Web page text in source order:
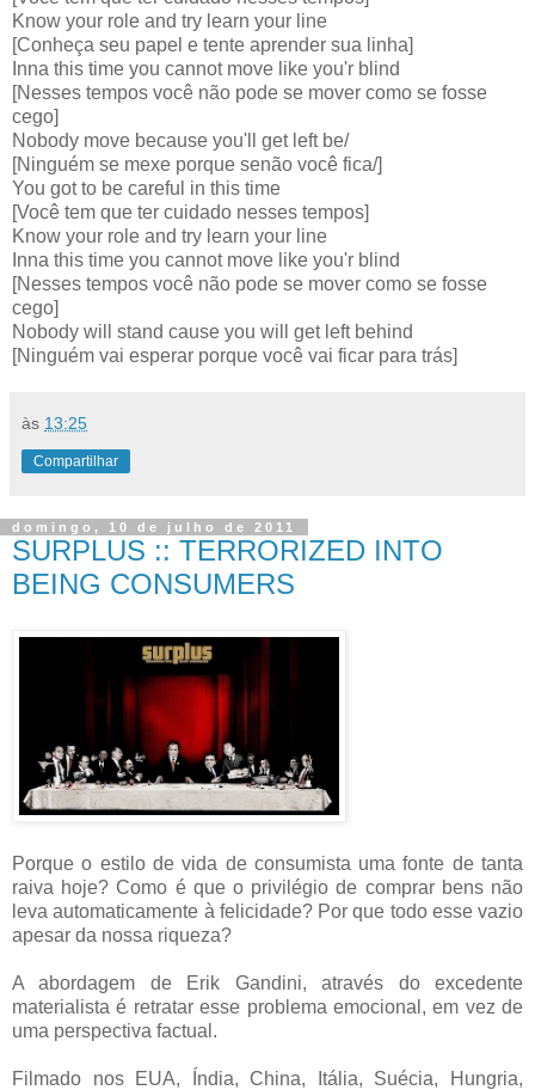
Know your role and try learn your line
[Conheça seu papel e tente aprender sua linha]
Inna this time you cannot move like you'r blind
[Nesses tempos você não pode se mover como se fosse
cego]
Nobody move because you'll get left be/
[Ninguém se mexe porque senão você fica/]
You got to be careful in this time
[Você tem que ter cuidado nesses tempos]
Know your role and try learn your line
Inna this time you cannot move like you'r blind
[Nesses tempos você não pode se mover como se fosse
cego]
Nobody will stand cause you will get left behind
[Ninguém vai esperar porque você vai ficar para trás]
às 13:25
Compartilhar
domingo, 10 de julho de 2011
SURPLUS :: TERRORIZED INTO
BEING CONSUMERS
Porque o estilo de vida de consumista uma fonte de tanta
raiva hoje? Como é que o privilégio de comprar bens não
leva automaticamente à felicidade? Por que todo esse vazio
apesar da nossa riqueza?
A abordagem de Erik Gandini, através do excedente
materialista é retratar esse problema emocional, em vez de
uma perspectiva factual.
Filmado nos EUA, Índia, China, Itália, Suécia, Hungria,